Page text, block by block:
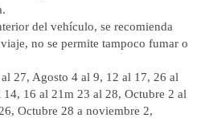
del vehículo, se recomienda
no se permite tampoco fumar o
27, Agosto 4 al 9, 12 al 17, 26 al
16 al 21m 23 al 28, Octubre 2 al
Octubre 28 a noviembre 2,